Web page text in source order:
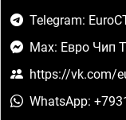
Telegram:
Max: Евро Чип
https://vk.com/
WhatsApp: